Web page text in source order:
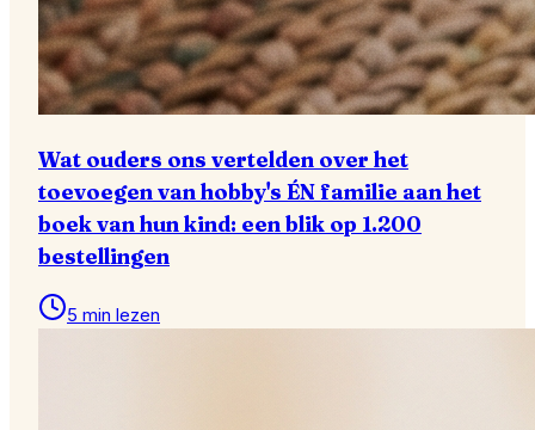
Wat ouders ons vertelden over het
toevoegen van hobby's ÉN familie aan het
boek van hun kind: een blik op 1.200
bestellingen
5 min lezen